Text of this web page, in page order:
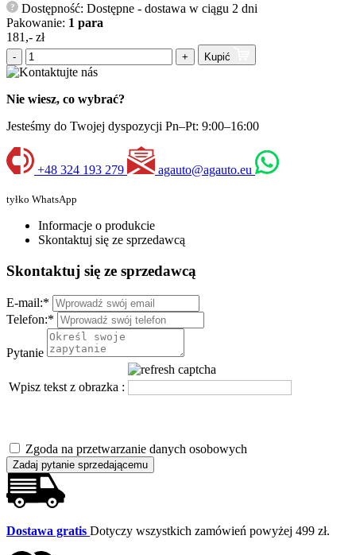
?
Dostępność: Dostępne - dostawa w ciągu 2 dni
Pakowanie: 1 para
181,- zł
- + Kupić
Nie wiesz, co wybrać?
Jesteśmy do Twojej dyspozycji Pn–Pt: 9:00–16:00
+48 324 193 279 agauto@agauto.eu
tyłko WhatsApp
Informacje o produkcie
Skontaktuj się ze sprzedawcą
Skontaktuj się ze sprzedawcą
E-mail:*
Telefon:*
Pytanie
Wpisz tekst z obrazka :
Zgoda na przetwarzanie danych osobowych
Zadaj pytanie sprzedającemu
Dostawa gratis Dotyczy wszystkich zamówień powyżej 499 zł.